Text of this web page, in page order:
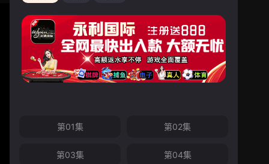
第01集 第02集
第03集 第04集